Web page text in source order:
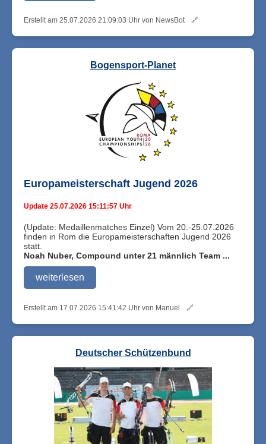
Erstellt am 25.07.2026 21:09:03 Uhr von NewsBot 🔗
Bogensport-Planet
Europameisterschaft Jugend 2026
Update 25.07.2026 15:11:57 Uhr
(Update: Medaillenmatches Einzel) Vom 20.-25.07.2026
finden in Rom die Europameisterschaften Jugend 2026
statt.
Noah Nuber, Compound unter 21 männlich Team ...
weiterlesen
Erstellt am 17.07.2026 15:41:42 Uhr von Manuel 🔗
Deutscher Schützenbund